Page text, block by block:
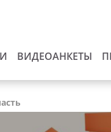
ВИДЕОАНКЕТЫ